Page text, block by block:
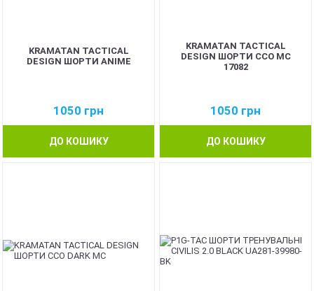
KRAMATAN TACTICAL
DESIGN ШОРТИ ANIME
1050 грн
ДО КОШИКУ
KRAMATAN TACTICAL
DESIGN ШОРТИ ССО MC
17082
1050 грн
ДО КОШИКУ